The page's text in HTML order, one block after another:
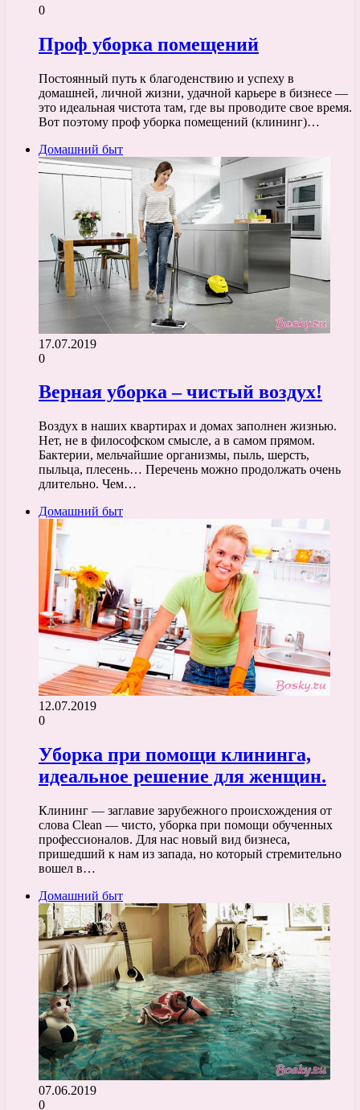
0
Проф уборка помещений
Постоянный путь к благоденствию и успеху в
домашней, личной жизни, удачной карьере в бизнесе —
это идеальная чистота там, где вы проводите свое время.
Вот поэтому проф уборка помещений (клининг)…
Домашний быт
17.07.2019
0
Верная уборка – чистый воздух!
Воздух в наших квартирах и домах заполнен жизнью.
Нет, не в философском смысле, а в самом прямом.
Бактерии, мельчайшие организмы, пыль, шерсть,
пыльца, плесень… Перечень можно продолжать очень
длительно. Чем…
Домашний быт
12.07.2019
0
Уборка при помощи клининга,
идеальное решение для женщин.
Клининг — заглавие зарубежного происхождения от
слова Clean — чисто, уборка при помощи обученных
профессионалов. Для нас новый вид бизнеса,
пришедший к нам из запада, но который стремительно
вошел в…
Домашний быт
07.06.2019
0